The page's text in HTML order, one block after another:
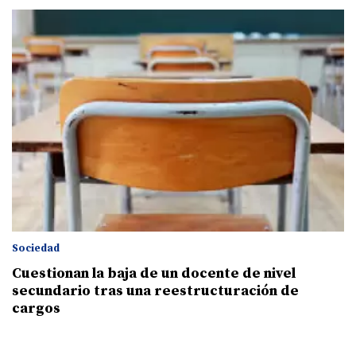
Sociedad
Cuestionan la baja de un docente de nivel
secundario tras una reestructuración de
cargos